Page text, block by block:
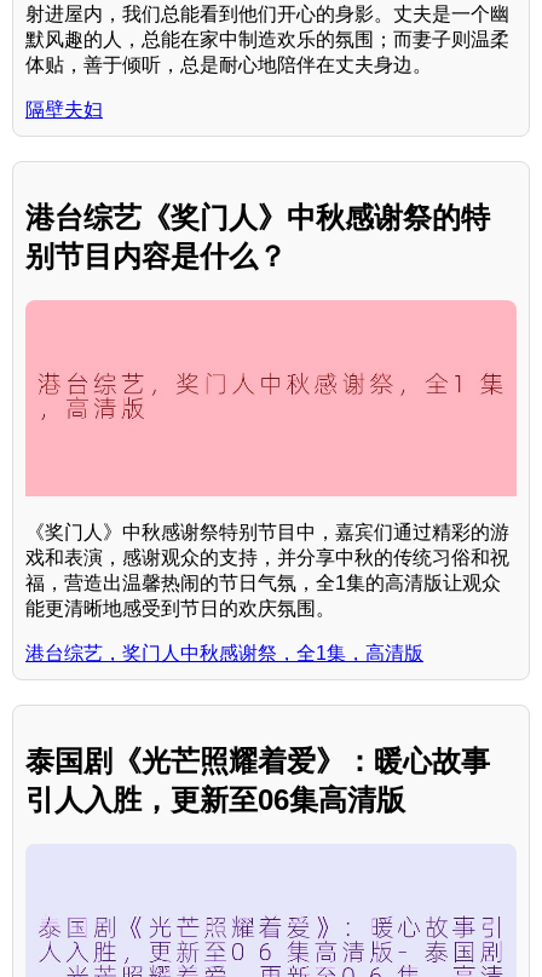
射进屋内，我们总能看到他们开心的身影。丈夫是一个幽
默风趣的人，总能在家中制造欢乐的氛围；而妻子则温柔
体贴，善于倾听，总是耐心地陪伴在丈夫身边。
隔壁夫妇
港台综艺《奖门人》中秋感谢祭的特
别节目内容是什么？
《奖门人》中秋感谢祭特别节目中，嘉宾们通过精彩的游
戏和表演，感谢观众的支持，并分享中秋的传统习俗和祝
福，营造出温馨热闹的节日气氛，全1集的高清版让观众
能更清晰地感受到节日的欢庆氛围。
港台综艺，奖门人中秋感谢祭，全1集，高清版
泰国剧《光芒照耀着爱》：暖心故事
引人入胜，更新至06集高清版